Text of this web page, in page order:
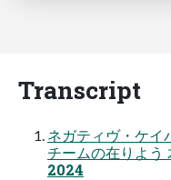
Transcript
ネガティヴ・ケイ
チームの在りよ
2024